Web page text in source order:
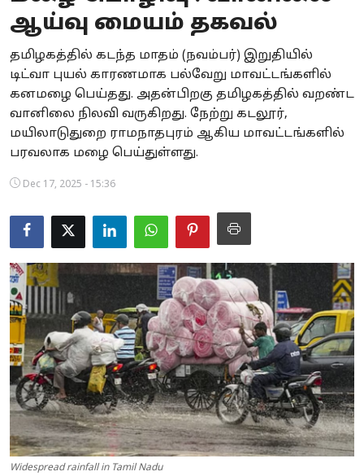
Business
Crime
Tamilnadu
National
Spirituality
Weather
Politics
ஆய்வு மையம் தகவல்
தமிழகத்தில் கடந்த மாதம் (நவம்பர்) இறுதியில்
டிட்வா புயல் காரணமாக பல்வேறு மாவட்டங்களில்
கனமழை பெய்தது. அதன்பிறகு தமிழகத்தில் வறண்ட
வானிலை நிலவி வருகிறது. நேற்று கடலூர்,
மயிலாடுதுறை ராமநாதபுரம் ஆகிய மாவட்டங்களில்
பரவலாக மழை பெய்துள்ளது.
Dec 17, 2025 - 15:36
Widespread rainfall in Tamil Nadu